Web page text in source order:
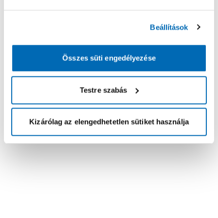
Beállítások
Összes süti engedélyezése
Testre szabás
Kizárólag az elengedhetetlen sütiket használja